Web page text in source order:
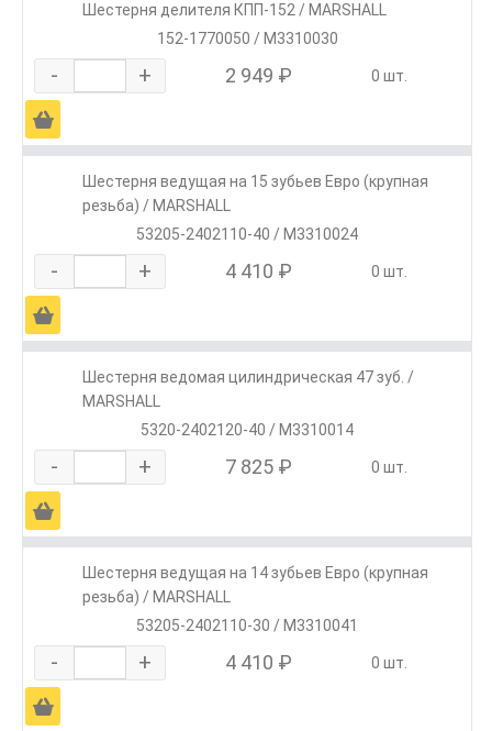
Шестерня делителя КПП-152 / MARSHALL
152-1770050 / M3310030
- + 2 949 ₽ 0 шт.
Ä
Шестерня ведущая на 15 зубьев Евро (крупная
резьба) / MARSHALL
53205-2402110-40 / M3310024
- + 4 410 ₽ 0 шт.
Ä
Шестерня ведомая цилиндрическая 47 зуб. /
MARSHALL
5320-2402120-40 / M3310014
- + 7 825 ₽ 0 шт.
Ä
Шестерня ведущая на 14 зубьев Евро (крупная
резьба) / MARSHALL
53205-2402110-30 / M3310041
- + 4 410 ₽ 0 шт.
Ä